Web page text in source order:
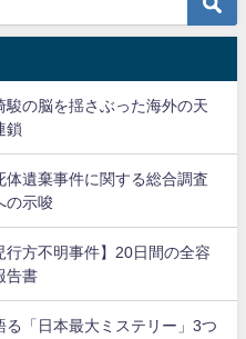
駿の脳を揺さぶった海外の天
鎖
遺棄事件に関する総合調査
の示唆
行方不明事件】20日間の全容
告書
る「日本最大ミステリー」3つ